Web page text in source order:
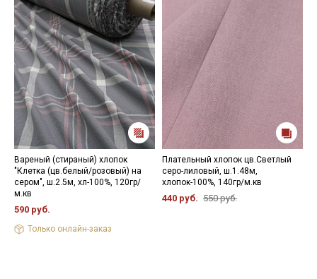
Вареный (стираный) хлопок
"Клетка (цв.белый/розовый) на
сером", ш.2.5м, хл-100%, 120гр/
м.кв
590 руб.
Только онлайн-заказ
Плательный хлопок цв.Светлый
серо-лиловый, ш.1.48м,
хлопок-100%, 140гр/м.кв
440 руб. 550 руб.